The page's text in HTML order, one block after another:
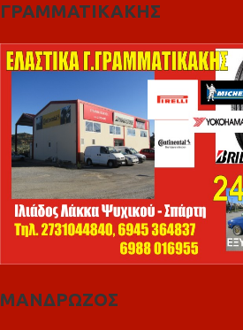
ΓΡΑΜΜΑΤΙΚΑΚΗΣ
ΜΑΝΔΡΩΖΟΣ